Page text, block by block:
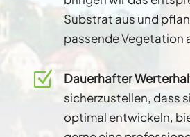
Substrat aus und
passende Vegetation
Z Dauerhafter
sicherzustellen, dass
optimal entwickeln,